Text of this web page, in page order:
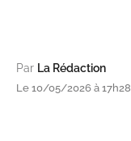
Par La Rédaction
Le 10/05/2026 à 17h28